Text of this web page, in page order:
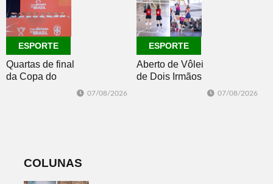
Master 65+
ESPORTE
Quartas de final
da Copa do
Brasil 2026: veja
07/08/2026
ESPORTE
Aberto de Vôlei
de Dois Irmãos
07/08/2026
COLUNAS